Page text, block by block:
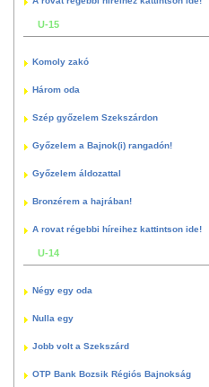
U-15
Komoly zakó
Három oda
Szép győzelem Szekszárdon
Győzelem a Bajnok(i) rangadón!
Győzelem áldozattal
Bronzérem a hajrában!
A rovat régebbi híreihez kattintson ide!
U-14
Négy egy oda
Nulla egy
Jobb volt a Szekszárd
OTP Bank Bozsik Régiós Bajnokság